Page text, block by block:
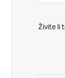
Živite li